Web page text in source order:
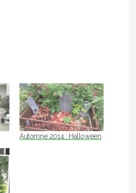
Automne 2014 : Halloween